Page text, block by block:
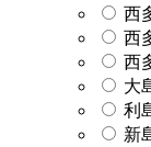
西
西
西
大
利
新